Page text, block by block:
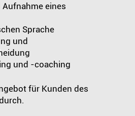
eines
Sprache
und
und -coaching
für Kunden des